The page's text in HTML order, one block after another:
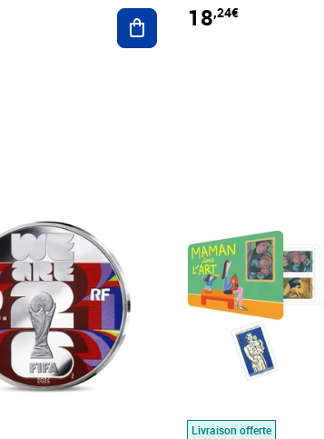
Ajouter au panier
18,24€
Livraison offerte